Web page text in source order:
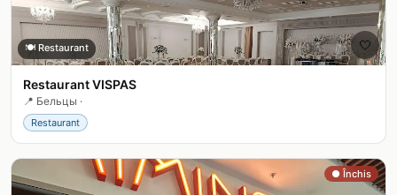
🤍
🍽️ Restaurant
Restaurant VISPAS
📍 Бельцы ·
Restaurant
● Închis